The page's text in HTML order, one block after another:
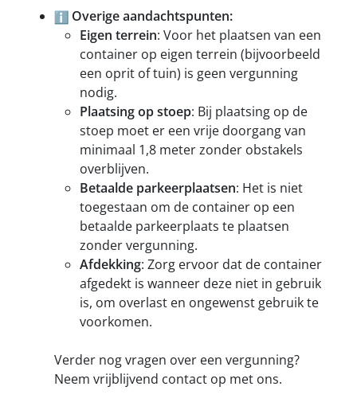
Overige aandachtspunten:
Eigen terrein: Voor het plaatsen van een
container op eigen terrein (bijvoorbeeld
een oprit of tuin) is geen vergunning
nodig.
Plaatsing op stoep: Bij plaatsing op de
stoep moet er een vrije doorgang van
minimaal 1,8 meter zonder obstakels
overblijven.
Betaalde parkeerplaatsen: Het is niet
toegestaan om de container op een
betaalde parkeerplaats te plaatsen
zonder vergunning.
Afdekking: Zorg ervoor dat de container
afgedekt is wanneer deze niet in gebruik
is, om overlast en ongewenst gebruik te
voorkomen.
Verder nog vragen over een vergunning?
Neem vrijblijvend contact op met ons.